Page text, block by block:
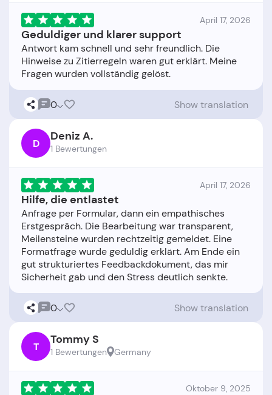
April 17, 2026
Geduldiger und klarer support
Antwort kam schnell und sehr freundlich. Die
Hinweise zu Zitierregeln waren gut erklärt. Meine
0 Show translation
D Deniz A.
1 Bewertungen
April 17, 2026
Hilfe, die entlastet
Anfrage per Formular, dann ein empathisches
Erstgespräch. Die Bearbeitung war transparent,
Meilensteine wurden rechtzeitig gemeldet. Eine
Formatfrage wurde geduldig erklärt. Am Ende ein
gut strukturiertes Feedbackdokument, das mir
0 Show translation
T Tommy S
1 Bewertungen Germany
Oktober 9, 2025